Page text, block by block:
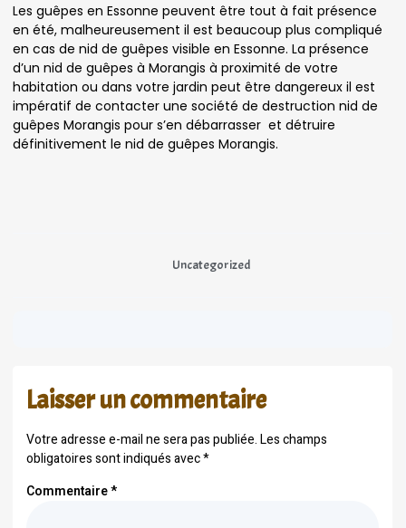
Les guêpes en Essonne peuvent être tout à fait présence
en été, malheureusement il est beaucoup plus compliqué
en cas de nid de guêpes visible en Essonne. La présence
d’un nid de guêpes à Morangis à proximité de votre
habitation ou dans votre jardin peut être dangereux il est
impératif de contacter une société de destruction nid de
guêpes Morangis pour s’en débarrasser et détruire
définitivement le nid de guêpes Morangis.
Uncategorized
Laisser un commentaire
Votre adresse e-mail ne sera pas publiée.Les champs
obligatoires sont indiqués avec*
Commentaire*